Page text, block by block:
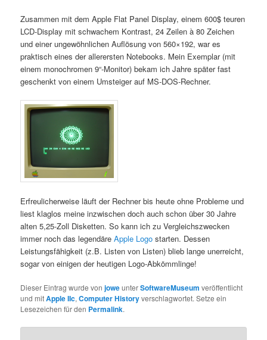
Zusammen mit dem Apple Flat Panel Display, einem 600$ teuren
LCD-Display mit schwachem Kontrast, 24 Zeilen à 80 Zeichen
und einer ungewöhnlichen Auflösung von 560×192, war es
praktisch eines der allerersten Notebooks. Mein Exemplar (mit
einem monochromen 9“-Monitor) bekam ich Jahre später fast
geschenkt von einem Umsteiger auf MS-DOS-Rechner.
Erfreulicherweise läuft der Rechner bis heute ohne Probleme und
liest klaglos meine inzwischen doch auch schon über 30 Jahre
alten 5,25-Zoll Disketten. So kann ich zu Vergleichszwecken
immer noch das legendäreApple Logo starten. Dessen
Leistungsfähigkeit (z.B. Listen von Listen) blieb lange unerreicht,
sogar von einigen der heutigen Logo-Abkömmlinge!
Dieser Eintrag wurde vonjoweunterSoftwareMuseum veröffentlicht
und mitApple IIc,Computer Historyverschlagwortet. Setze ein
Lesezeichen für den Permalink.